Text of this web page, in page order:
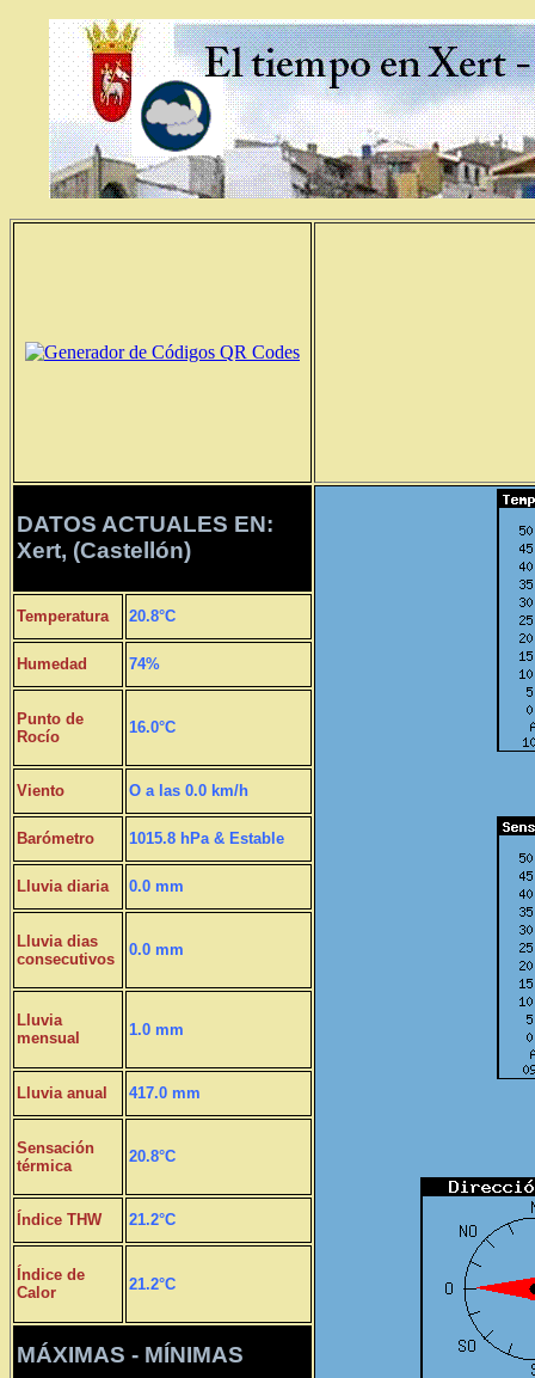
DATOS ACTUALES EN:
Xert, (Castellón)
Temperatura 20.8°C
Humedad 74%
Punto de
Rocío
16.0°C
Viento O a las 0.0 km/h
Barómetro 1015.8 hPa & Estable
Lluvia diaria 0.0 mm
Lluvia dias
consecutivos
0.0 mm
Lluvia
mensual
1.0 mm
Lluvia anual 417.0 mm
Sensación
térmica
20.8°C
Índice THW 21.2°C
Índice de
Calor
21.2°C
MÁXIMAS - MÍNIMAS